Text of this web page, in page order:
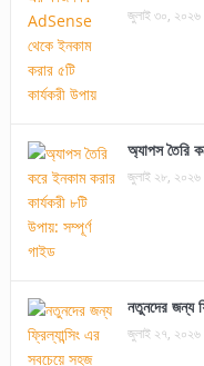
জুলাই ৩০, ২০২৬
অ্যাপস তৈরি
জুলাই ২৮, ২০২৬
নতুনদের জন্য
জুলাই ২৭, ২০২৬